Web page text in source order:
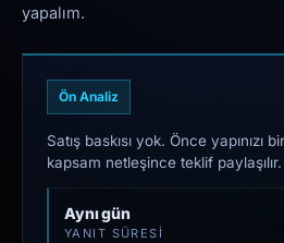
yapalım.
Ön Analiz
Satış baskısı yok. Önce yapınızı
kapsam netleşince teklif paylaşılır.
Aynı gün
YANIT SÜRESI